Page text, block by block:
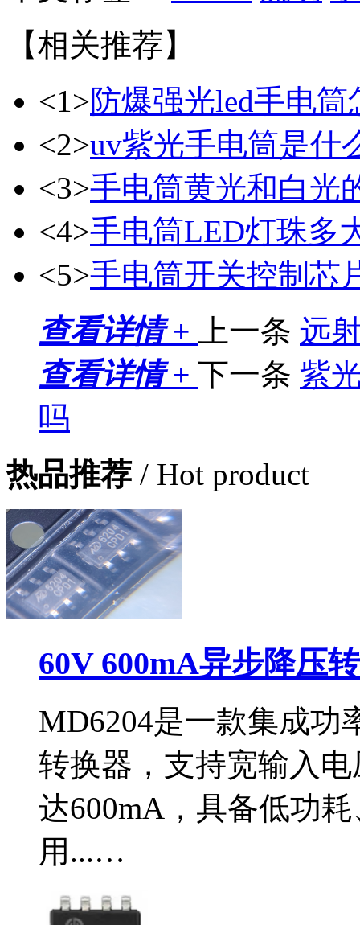
【相关推荐】
<1>防爆强光led手电筒
<2>uv紫光手电筒是什
<3>手电筒黄光和白光
<4>手电筒LED灯珠多
<5>手电筒开关控制芯
查看详情 +
上一条 远
查看详情 + 下一条 紫
吗
热品推荐 / Hot product
60V 600mA异步降压
MD6204是一款集成功
转换器，支持宽输入
达600mA，具备低功
用...…